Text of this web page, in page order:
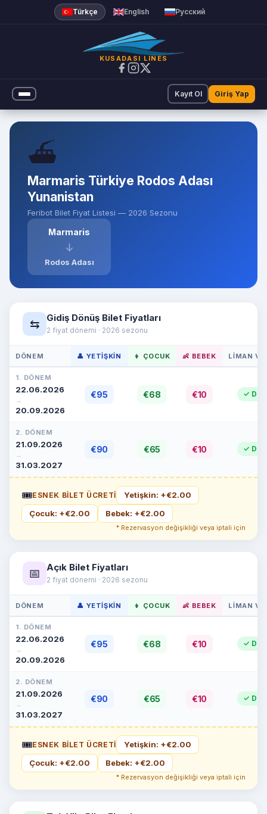
Feribot Bilet Fiyatları |
Türkçe English Русский
KUSADASI LINES
Kayıt Ol Giriş Yap
⛴️
Marmaris Türkiye Rodos Adası
Yunanistan
Feribot Bilet Fiyat Listesi — 2026 Sezonu
Marmaris
↓
Rodos Adası
⇆ Gidiş Dönüş Bilet Fiyatları
2 fiyat dönemi · 2026 sezonu
DÖNEM 👤 YETIŞKIN 👦 ÇOCUK 👶 BEBEK LIMAN
1. DÖNEM
22.06.2026
→
20.09.2026
€95 €68 €10 ✓
2. DÖNEM
21.09.2026
→
31.03.2027
€90 €65 €10 ✓
🎟ESNEK BILET ÜCRETI
Yetişkin: +€2.00
Çocuk: +€2.00
Bebek: +€2.00
* Rezervasyon değişikliği veya iptali için
📅 Açık Bilet Fiyatları
2 fiyat dönemi · 2026 sezonu
DÖNEM 👤 YETIŞKIN 👦 ÇOCUK 👶 BEBEK LIMAN
1. DÖNEM
22.06.2026
→
20.09.2026
€95 €68 €10 ✓
2. DÖNEM
21.09.2026
→
31.03.2027
€90 €65 €10 ✓
🎟ESNEK BILET ÜCRETI
Yetişkin: +€2.00
Çocuk: +€2.00
Bebek: +€2.00
* Rezervasyon değişikliği veya iptali için